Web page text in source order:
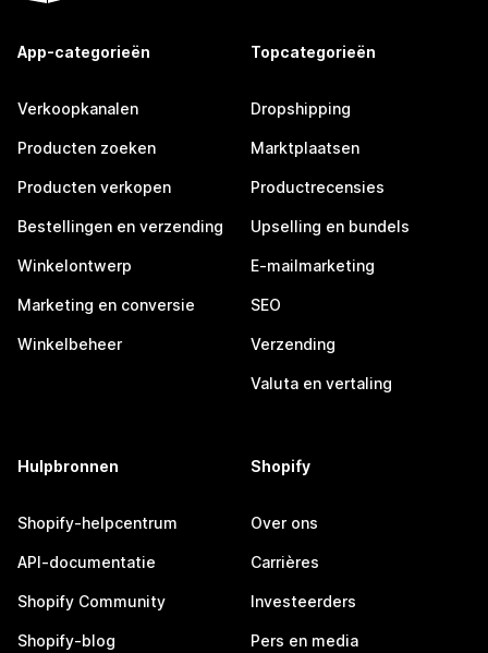
App-categorieën
Verkoopkanalen
Producten zoeken
Producten verkopen
Bestellingen en verzending
Winkelontwerp
Marketing en conversie
Winkelbeheer
Topcategorieën
Dropshipping
Marktplaatsen
Productrecensies
Upselling en bundels
E-mailmarketing
SEO
Verzending
Valuta en vertaling
Hulpbronnen
Shopify-helpcentrum
API-documentatie
Shopify Community
Shopify-blog
Shopify
Over ons
Carrières
Investeerders
Pers en media